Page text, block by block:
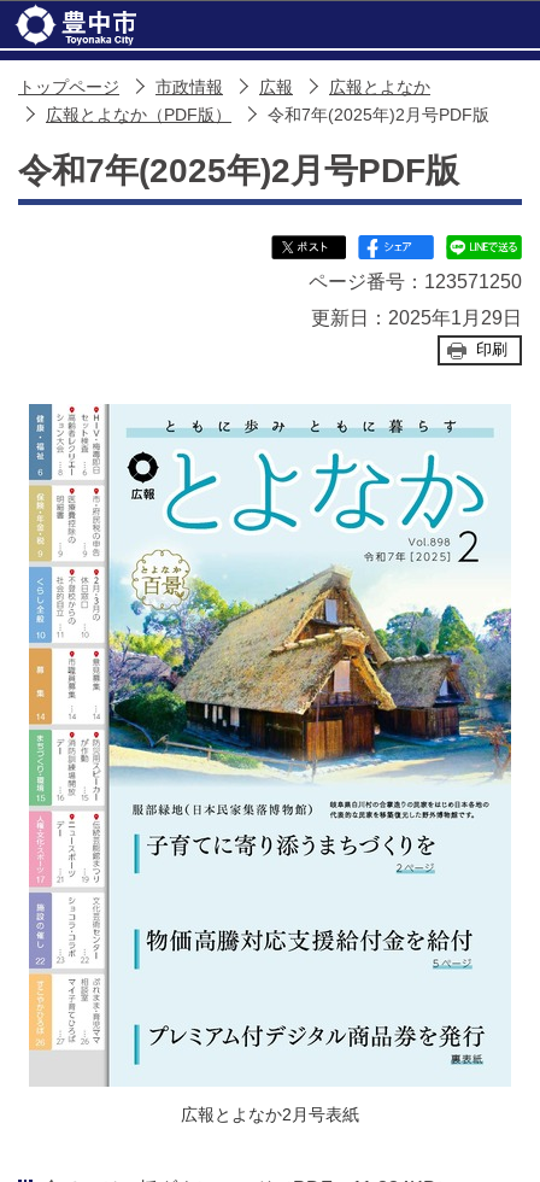
トップページ 市政情報 広報
広報とよなか
広報とよなか（PDF版）
令和7年(2025年)2月号PDF版
令和7年(2025年)2月号PDF版
ページ番号：123571250
更新日：2025年1月29日
印刷
広報とよなか2月号表紙